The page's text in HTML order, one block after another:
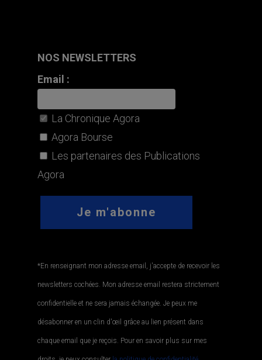
NOS NEWSLETTERS
Email :
La Chronique Agora
Agora Bourse
Les partenaires des Publications
Agora
*En renseignant mon adresse email, j'accepte de recevoir les
newsletters cochées. Mon adresse email restera strictement
confidentielle et ne sera jamais échangée. Je peux me
désabonner en un clin d'œil grâce au lien présent dans
chaque email que je reçois. Pour en savoir plus sur mes